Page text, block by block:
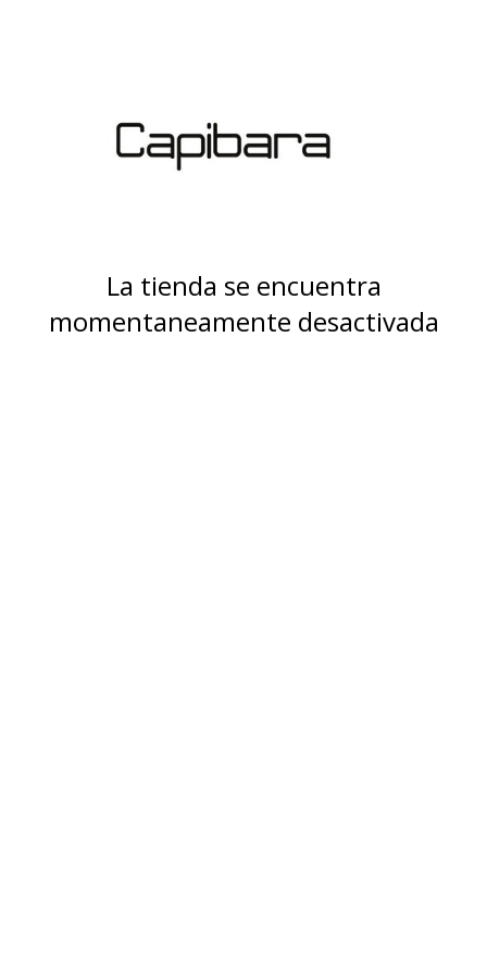
La tienda se encuentra
momentaneamente desactivada